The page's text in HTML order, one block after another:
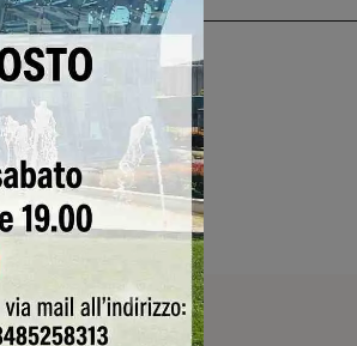
della Privacy Policy